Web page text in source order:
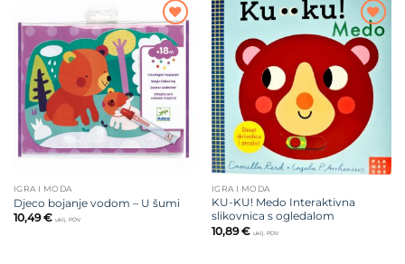
Dodajte
na listu
želja
IGRA I MODA
Djeco bojanje vodom – U šumi
10,49€ uklj. PDV
Dodajte
na listu
želja
IGRA I MODA
KU-KU! Medo Interaktivna
slikovnica s ogledalom
10,89€ uklj. PDV